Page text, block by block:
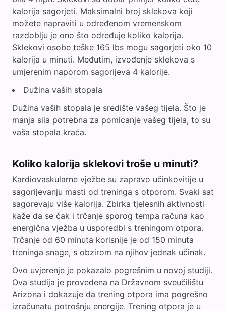
kalorija sagorjeti. Maksimalni broj sklekova koji
možete napraviti u određenom vremenskom
razdoblju je ono što određuje koliko kalorija.
Sklekovi osobe teške 165 lbs mogu sagorjeti oko 10
kalorija u minuti. Međutim, izvođenje sklekova s
umjerenim naporom sagorijeva 4 kalorije.
Dužina vaših stopala
Dužina vaših stopala je središte vašeg tijela. Što je
manja sila potrebna za pomicanje vašeg tijela, to su
vaša stopala kraća.
Koliko kalorija sklekovi troše u minuti?
Kardiovaskularne vježbe su zapravo učinkovitije u
sagorijevanju masti od treninga s otporom. Svaki sat
sagorevaju više kalorija. Zbirka tjelesnih aktivnosti
kaže da se čak i trčanje sporog tempa računa kao
energična vježba u usporedbi s treningom otpora.
Trčanje od 60 minuta korisnije je od 150 minuta
treninga snage, s obzirom na njihov jednak učinak.
Ovo uvjerenje je pokazalo pogrešnim u novoj studiji.
Ova studija je provedena na Državnom sveučilištu
Arizona i dokazuje da trening otpora ima pogrešno
izračunatu potrošnju energije. Trening otpora je u